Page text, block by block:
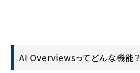
AI Overviewsってどんな機能？